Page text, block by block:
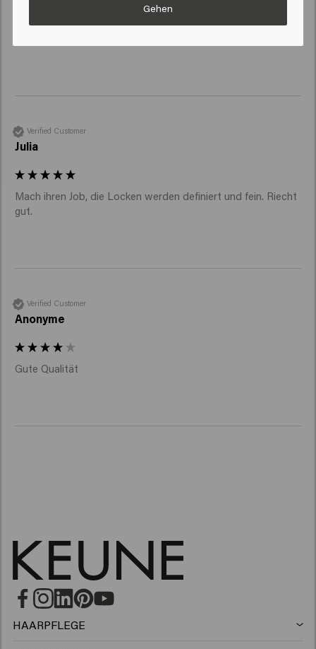
Sehr glücklich
Verified Customer
Julia
Mach ihren Job, die Locken werden definiert und fein. Riecht
gut.
Verified Customer
Anonyme
Gute Qualität
Gehen
HAARPFLEGE